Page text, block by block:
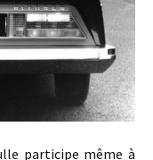
même à